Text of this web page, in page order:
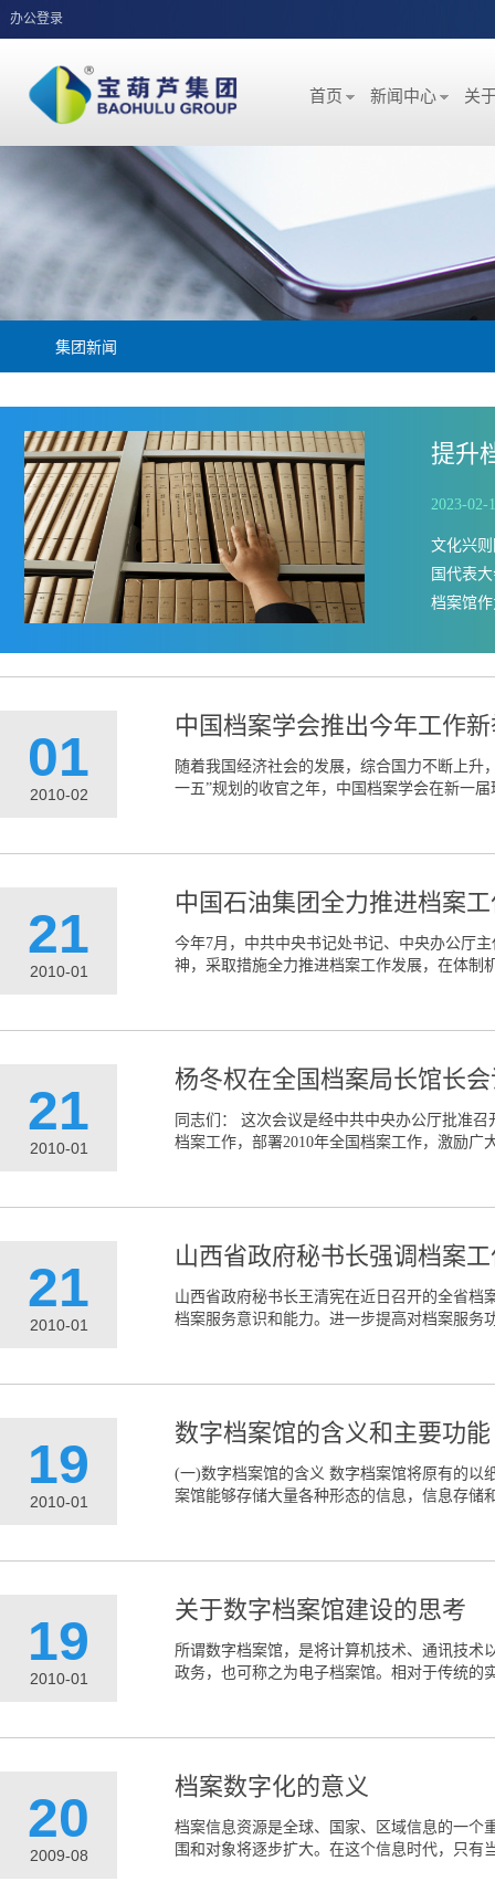
办公登录
首页 新闻中心 关
集团新闻
提升
2023-02-
文化兴
国代表
档案馆
01
2010-02
中国档案学会推出今年工作
随着我国经济社会的发展，综合国力不断上升
一五”规划的收官之年，中国档案学会在新一
21
2010-01
中国石油集团全力推进档案
今年7月，中共中央书记处书记、中央办公厅
神，采取措施全力推进档案工作发展，在体制
21
2010-01
杨冬权在全国档案局长馆长
同志们： 这次会议是经中共中央办公厅批准
档案工作，部署2010年全国档案工作，激励广
21
2010-01
山西省政府秘书长强调档案
山西省政府秘书长王清宪在近日召开的全省档
档案服务意识和能力。进一步提高对档案服务
19
2010-01
数字档案馆的含义和主要功能
(一)数字档案馆的含义 数字档案馆将原有的以
案馆能够存储大量各种形态的信息，信息存储
19
2010-01
关于数字档案馆建设的思考
所谓数字档案馆，是将计算机技术、通讯技术
政务，也可称之为电子档案馆。相对于传统的
20
2009-08
档案数字化的意义
档案信息资源是全球、国家、区域信息的一个
围和对象将逐步扩大。在这个信息时代，只